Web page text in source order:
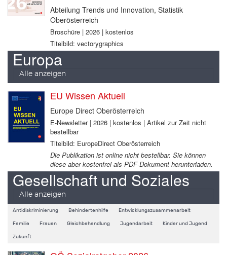
Abteilung Trends und Innovation, Statistik
Oberösterreich
Broschüre | 2026 | kostenlos
Titelbild: vectorygraphics
Europa
Alle anzeigen
EU Wissen Aktuell
Europe Direct Oberösterreich
E-Newsletter | 2026 | kostenlos | Artikel zur Zeit nicht
bestellbar
Titelbild: EuropeDirect Oberösterreich
Die Publikation ist online nicht bestellbar. Sie können
diese aber kostenfrei als PDF-Dokument herunterladen.
Gesellschaft und Soziales
Alle anzeigen
Antidiskriminierung Behindertenhilfe Entwicklungszusammenarbeit
Familie Frauen Gleichbehandlung Jugendarbeit Kinder und Jugend
Zukunft